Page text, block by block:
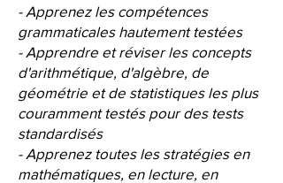
- Apprenez les compétences
grammaticales hautement testées
- Apprendre et réviser les concepts
d'arithmétique, d'algèbre, de
géométrie et de statistiques les plus
couramment testés pour des tests
standardisés
- Apprenez toutes les stratégies en
mathématiques, en lecture, en